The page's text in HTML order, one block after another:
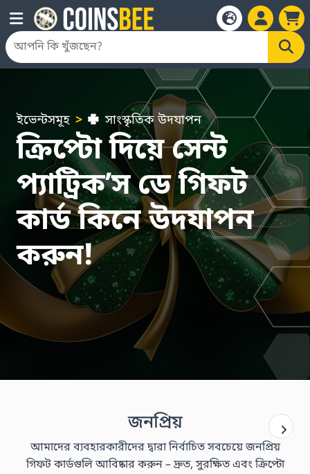
ইভেন্টসমূহ সাংস্কৃতিক উদযাপন
ক্রিপ্টো দিয়ে সেন্ট
প্যাট্রিক’স ডে গিফট
কার্ড কিনে উদযাপন
করুন!
জনপ্রিয়
আমাদের ব্যবহারকারীদের দ্বারা নির্বাচিত সবচেয়ে জনপ্রিয়
গিফট কার্ডগুলি আবিষ্কার করুন – দ্রুত, সুরক্ষিত এবং ক্রিপ্টো